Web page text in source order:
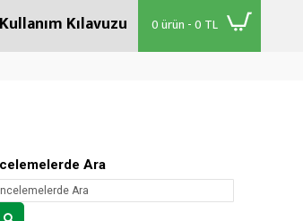
Kullanım Kılavuzu 0 ürün - 0 TL
Ara